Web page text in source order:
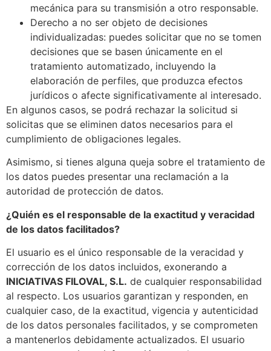
mecánica para su transmisión a otro responsable.
Derecho a no ser objeto de decisiones
individualizadas: puedes solicitar que no se tomen
decisiones que se basen únicamente en el
tratamiento automatizado, incluyendo la
elaboración de perfiles, que produzca efectos
jurídicos o afecte significativamente al interesado.
En algunos casos, se podrá rechazar la solicitud si
solicitas que se eliminen datos necesarios para el
cumplimiento de obligaciones legales.
Asimismo, si tienes alguna queja sobre el tratamiento de
los datos puedes presentar una reclamación a la
autoridad de protección de datos.
¿Quién es el responsable de la exactitud y veracidad
de los datos facilitados?
El usuario es el único responsable de la veracidad y
corrección de los datos incluidos, exonerando a
INICIATIVAS FILOVAL, S.L. de cualquier responsabilidad
al respecto. Los usuarios garantizan y responden, en
cualquier caso, de la exactitud, vigencia y autenticidad
de los datos personales facilitados, y se comprometen
a mantenerlos debidamente actualizados. El usuario